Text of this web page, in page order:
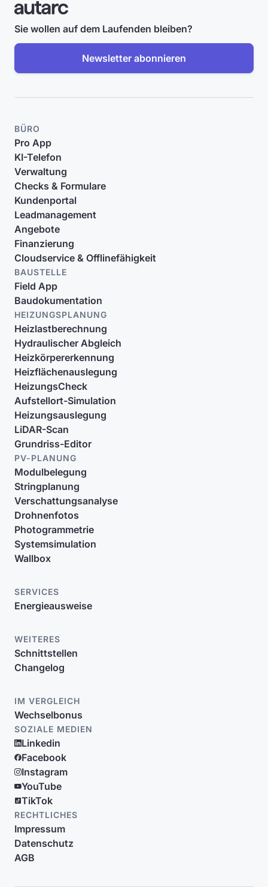
Sie wollen auf dem Laufenden bleiben?
Newsletter abonnieren
BÜRO
Pro App
KI-Telefon
Verwaltung
Checks & Formulare
Kundenportal
Leadmanagement
Angebote
Finanzierung
Cloudservice & Offlinefähigkeit
BAUSTELLE
Field App
Baudokumentation
HEIZUNGSPLANUNG
Heizlastberechnung
Hydraulischer Abgleich
Heizkörpererkennung
Heizflächenauslegung
HeizungsCheck
Aufstellort-Simulation
Heizungsauslegung
LiDAR-Scan
Grundriss-Editor
PV-PLANUNG
Modulbelegung
Stringplanung
Verschattungsanalyse
Drohnenfotos
Photogrammetrie
Systemsimulation
Wallbox
SERVICES
Energieausweise
WEITERES
Schnittstellen
Changelog
IM VERGLEICH
Wechselbonus
SOZIALE MEDIEN
Linkedin
Facebook
Instagram
YouTube
TikTok
RECHTLICHES
Impressum
Datenschutz
AGB